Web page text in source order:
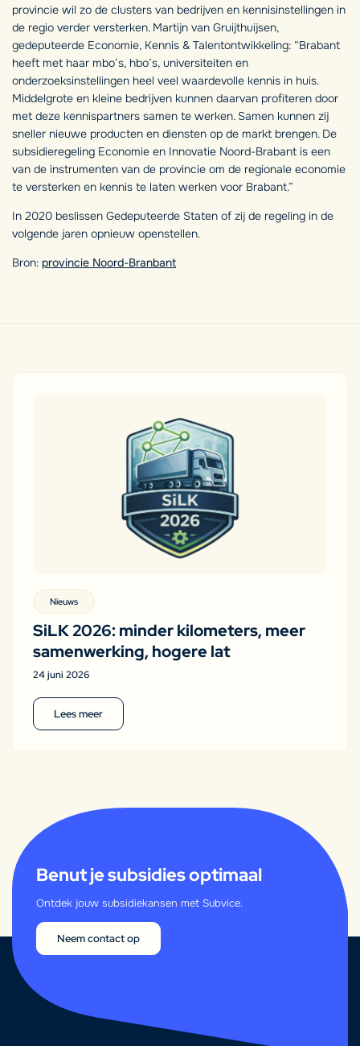
provincie wil zo de clusters van bedrijven en kennisinstellingen in
de regio verder versterken. Martijn van Gruijthuijsen,
gedeputeerde Economie, Kennis & Talentontwikkeling: “Brabant
heeft met haar mbo’s, hbo’s, universiteiten en
onderzoeksinstellingen heel veel waardevolle kennis in huis.
Middelgrote en kleine bedrijven kunnen daarvan profiteren door
met deze kennispartners samen te werken. Samen kunnen zij
sneller nieuwe producten en diensten op de markt brengen. De
subsidieregeling Economie en Innovatie Noord-Brabant is een
van de instrumenten van de provincie om de regionale economie
te versterken en kennis te laten werken voor Brabant.”
In 2020 beslissen Gedeputeerde Staten of zij de regeling in de
volgende jaren opnieuw openstellen.
Bron: provincie Noord-Branbant
Nieuws
SiLK 2026: minder kilometers, meer
samenwerking, hogere lat
24 juni 2026
Lees meer
Benut je subsidies optimaal
Ontdek jouw subsidiekansen met Subvice.
Neem contact op